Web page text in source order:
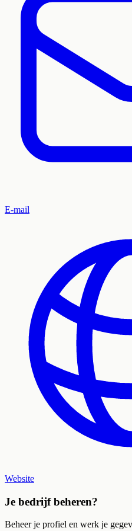
E-mail
Website
Je bedrijf beheren?
Beheer je profiel en werk je